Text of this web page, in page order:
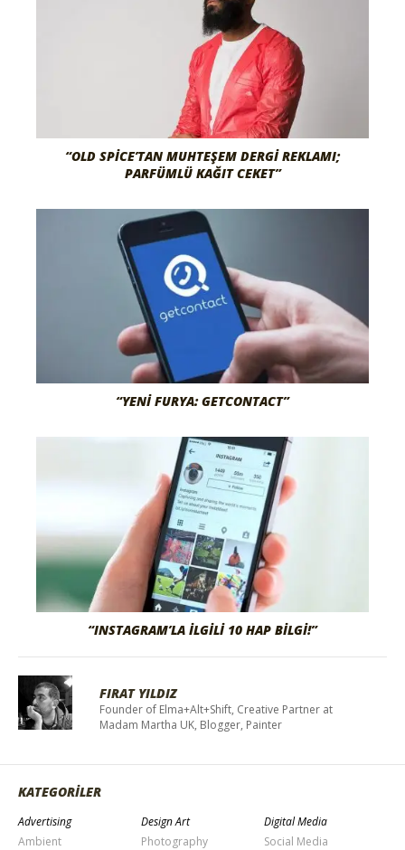
“OLD SPICE’TAN MUHTEŞEM DERGI REKLAMI;
PARFÜMLÜ KAĞIT CEKET”
“YENI FURYA: GETCONTACT”
“INSTAGRAM’LA İLGILI 10 HAP BILGI!”
FIRAT YILDIZ
Founder of Elma+Alt+Shift, Creative Partner at
Madam Martha UK, Blogger, Painter
KATEGORİLER
Advertising
Ambient
Design Art
Photography
Digital Media
Social Media